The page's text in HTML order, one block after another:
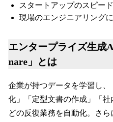
スタートアップのスピー
現場のエンジニアリング
エンタープライズ生成
nare」とは
企業が持つデータを学習し
化」「定型文書の作成」「
どの反復業務を自動化。さ